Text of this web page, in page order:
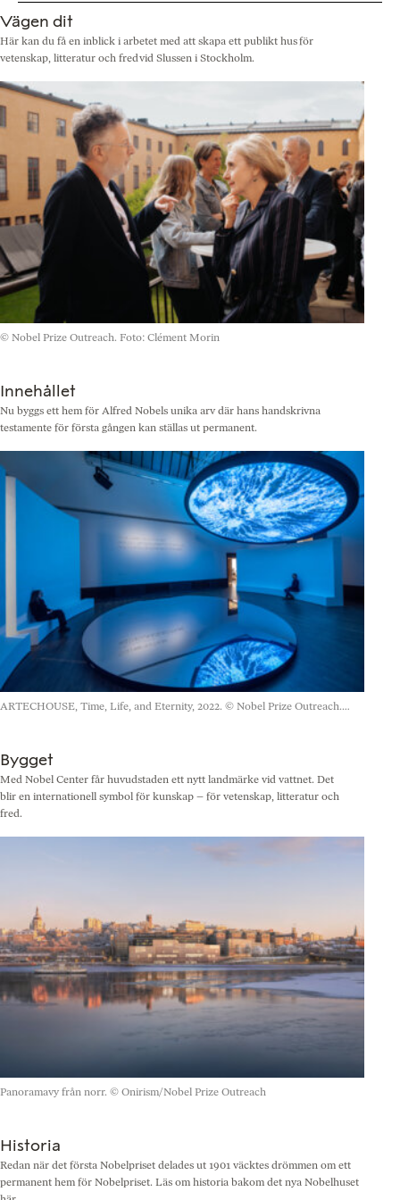
Vägen dit
Här kan du få en inblick i arbetet med att skapa ett publikt hus för
vetenskap, litteratur och fred vid Slussen i Stockholm.
© Nobel Prize Outreach. Foto: Clément Morin
Innehållet
Nu byggs ett hem för Alfred Nobels unika arv där hans handskrivna
testamente för första gången kan ställas ut permanent.
ARTECHOUSE, Time, Life, and Eternity, 2022. © Nobel Prize Outreach.
Bygget
Med Nobel Center får huvudstaden ett nytt landmärke vid vattnet. Det
blir en internationell symbol för kunskap – för vetenskap, litteratur och
fred.
Panoramavy från norr. © Onirism/Nobel Prize Outreach
Historia
Redan när det första Nobelpriset delades ut 1901 väcktes drömmen om ett
permanent hem för Nobelpriset. Läs om historia bakom det nya Nobelhuset